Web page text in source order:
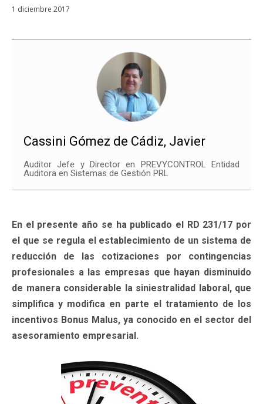
1 diciembre 2017
Cassini Gómez de Cádiz, Javier
Auditor Jefe y Director en PREVYCONTROL Entidad
Auditora en Sistemas de Gestión PRL
En el presente año se ha publicado el RD 231/17 por
el que se regula el establecimiento de un sistema de
reducción de las cotizaciones por contingencias
profesionales a las empresas que hayan disminuido
de manera considerable la siniestralidad laboral, que
simplifica y modifica en parte el tratamiento de los
incentivos Bonus Malus, ya conocido en el sector del
asesoramiento empresarial.